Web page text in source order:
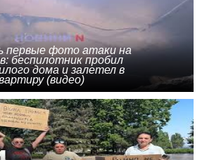
первые фото атаки на
беспилотник пробил
дома и залетел в
(видео)